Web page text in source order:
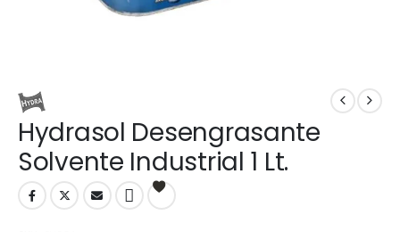
Hydrasol Desengrasante
Solvente Industrial 1 Lt.